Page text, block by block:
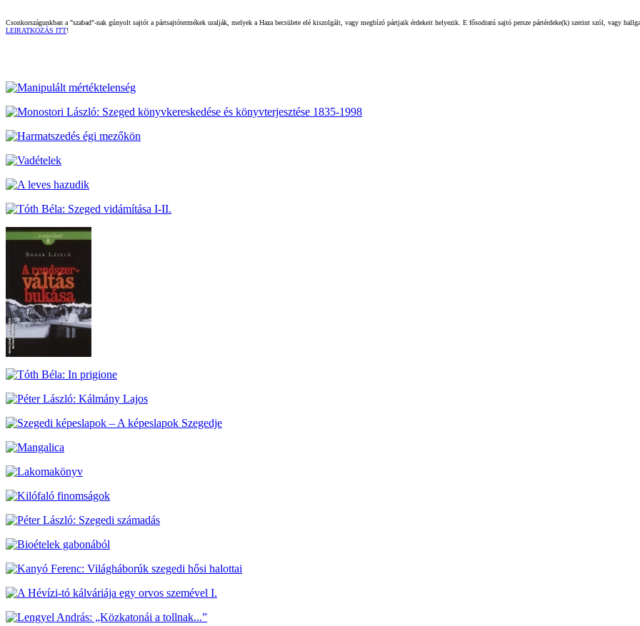
Csonkországunkban a "szabad"-nak gúnyolt sajtót a pártsajtótermékek uralják, melyek a Haza becsülete elé kiszolgált, vagy megbízó pártjaik érdekeit helyezik. E fősodratú sajtó persze pártérdeke(k) szerint szól, vagy
LEIRATKOZÁS ITT!